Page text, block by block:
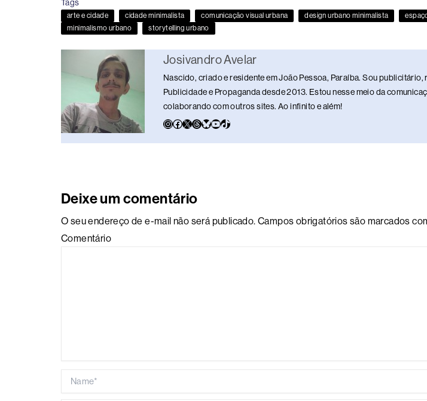
b
o
o
d
s
dI
n
y
A
p
p
Li
k
Tags
arte e cidade cidade minimalista comunicação visual urbana design urbano minimalista
minimalismo urbano
storytelling urbano
Josivandro Avelar
Nascido, criado e residente em João Pessoa, Paraíba. Sou
Publicidade e Propaganda desde 2013. Estou nesse meio da
colaborando com outros sites. Ao infinito e além!
Deixe um comentário
O seu endereço de e-mail não será publicado. Campos obrigatórios são marcados
Comentário